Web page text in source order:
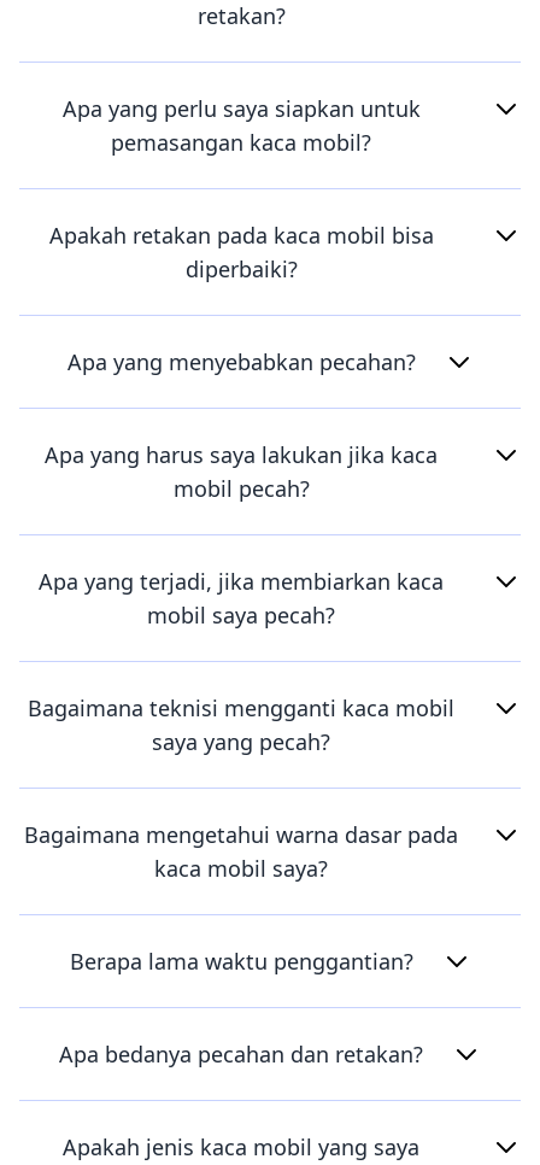
retakan?
Apa yang perlu saya siapkan untuk
pemasangan kaca mobil?
Apakah retakan pada kaca mobil bisa
diperbaiki?
Apa yang menyebabkan pecahan?
Apa yang harus saya lakukan jika kaca
mobil pecah?
Apa yang terjadi, jika membiarkan kaca
mobil saya pecah?
Bagaimana teknisi mengganti kaca mobil
saya yang pecah?
Bagaimana mengetahui warna dasar pada
kaca mobil saya?
Berapa lama waktu penggantian?
Apa bedanya pecahan dan retakan?
Apakah jenis kaca mobil yang saya